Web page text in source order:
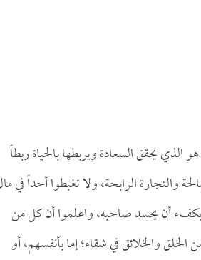
الذي يحقق السعادة ويربطها بالحياة ربطاً
والتجارة الرابحة، ولا تغبطوا أحداً في
أن يحسد صاحبه، واعلموا أن كل من
والخلائق في شقاء؛ إما بأنفسهم، أو